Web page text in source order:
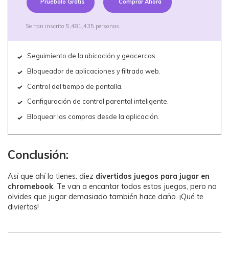
Pruébalo Gratis Comprar Ahora
Se han inscrito 5,481,435 personas.
Seguimiento de la ubicación y geocercas.
Bloqueador de aplicaciones y filtrado web.
Control del tiempo de pantalla.
Configuración de control parental inteligente.
Bloquear las compras desde la aplicación.
Conclusión:
Así que ahí lo tienes: diez divertidos juegos para jugar en
chromebook. Te van a encantar todos estos juegos, pero no
olvides que jugar demasiado también hace daño. ¡Qué te
diviertas!